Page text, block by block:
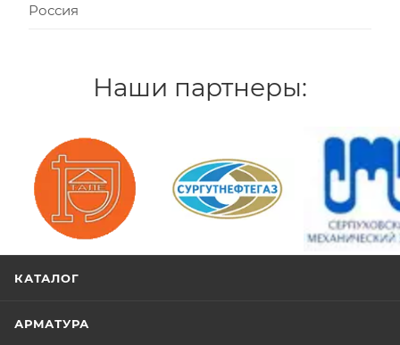
Россия
Наши партнеры:
КАТАЛОГ
АРМАТУРА